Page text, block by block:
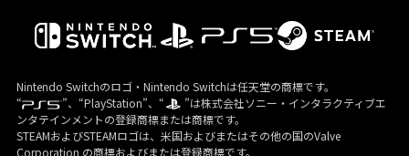
Nintendo Switchのロゴ・Nintendo Switchは任天堂の商標です。
“
”、“PlayStation”、“
”は株式会社ソニー・インタラクティブエ
ンタテインメントの登録商標または商標です。
STEAMおよびSTEAMロゴは、米国およびまたはその他の国のValve
Corporation の商標およびまたは登録商標です。